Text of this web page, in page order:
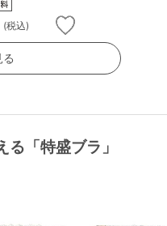
(税込)
る
「特盛ブラ」